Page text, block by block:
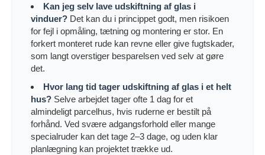
Kan jeg selv lave udskiftning af glas i
vinduer? Det kan du i princippet godt, men risikoen
for fejl i opmåling, tætning og montering er stor. En
forkert monteret rude kan revne eller give fugtskader,
som langt overstiger besparelsen ved selv at gøre
det.
Hvor lang tid tager udskiftning af glas i et helt
hus? Selve arbejdet tager ofte 1 dag for et
almindeligt parcelhus, hvis ruderne er bestilt på
forhånd. Ved svære adgangsforhold eller mange
specialruder kan det tage 2–3 dage, og uden klar
planlægning kan projektet trække ud.